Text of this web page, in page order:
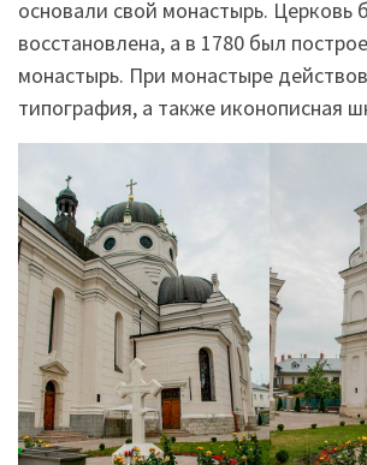
основали свой монастырь. Церковь
восстановлена, а в 1780 был
монастырь. При монастыре
типография, а также иконописная